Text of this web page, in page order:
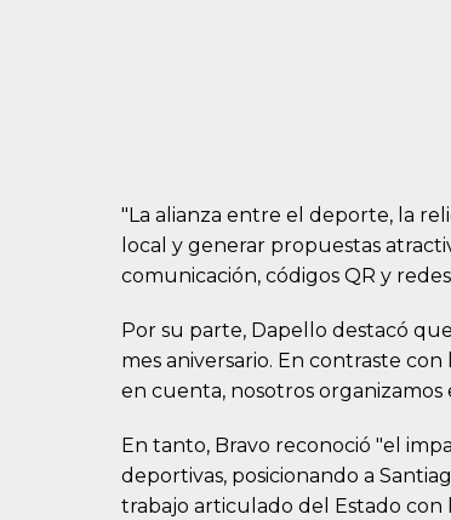
"La alianza entre el deporte, la
local y generar propuestas
comunicación, códigos QR y
Por su parte, Dapello destacó
mes aniversario. En contraste
en cuenta, nosotros
En tanto, Bravo reconoció "el
deportivas, posicionando a
trabajo articulado del Estado con